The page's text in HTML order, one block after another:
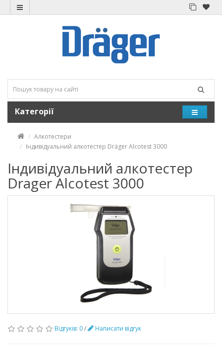
Категорії
Алкотестери
Індивідуальний алкотестер Dräger Аlcotest 3000
Індивідуальний алкотестер
Drager Аlcotest 3000
Відгуків: 0/ Написати відгук